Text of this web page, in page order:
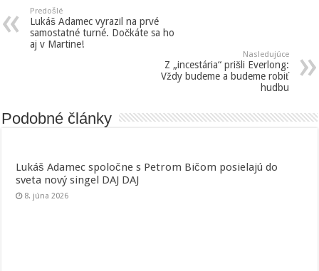
Predošlé
Lukáš Adamec vyrazil na prvé
samostatné turné. Dočkáte sa ho
aj v Martine!
Nasledujúce
Z „incestária“ prišli Everlong:
Vždy budeme a budeme robiť
hudbu
Podobné články
Lukáš Adamec spoločne s Petrom Bičom posielajú do
sveta nový singel DAJ DAJ
8. júna 2026